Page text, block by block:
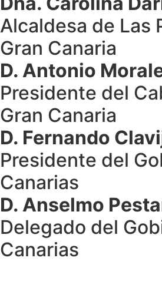
Alcaldesa de Las
Gran Canaria
D. Antonio
Presidente del
Gran Canaria
D. Fernando
Presidente del
Canarias
D. Anselmo
Delegado del
Canarias